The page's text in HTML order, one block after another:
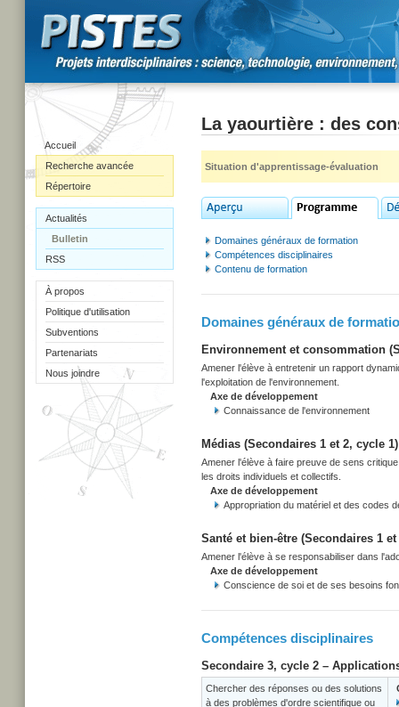
Accueil
Recherche avancée
Répertoire
Actualités
Bulletin
RSS
À propos
Politique d'utilisation
Subventions
Partenariats
Nous joindre
La yaourtière : des
Situation d'apprentissage-évaluation
Domaines généraux de formation
Compétences disciplinaires
Contenu de formation
Domaines généraux de
Environnement et consommation
Amener l'élève à entretenir un rapport
l'exploitation de l'environnement.
Axe de développement
Connaissance de l'environnement
Médias (Secondaires 1 et 2, cycle 1)
Amener l'élève à faire preuve de sens
les droits individuels et collectifs.
Axe de développement
Appropriation du matériel et des codes
Santé et bien-être (Secondaires 1
Amener l'élève à se responsabiliser dans
Axe de développement
Conscience de soi et de ses besoins
Compétences disciplinaires
Secondaire 3, cycle 2 –
Chercher des réponses ou des solutions
à des problèmes d'ordre scientifique ou